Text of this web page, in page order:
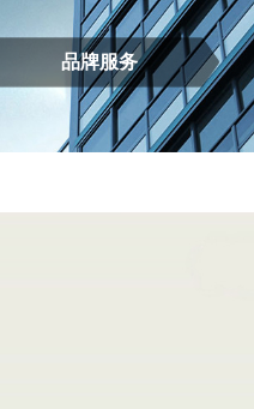
品牌服务